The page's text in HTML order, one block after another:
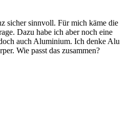
sicher sinnvoll. Für mich käme die
Dazu habe ich aber noch eine
auch Aluminium. Ich denke Alu
Wie passt das zusammen?